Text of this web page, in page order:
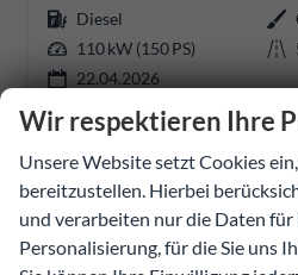
Diesel
110 kW (150 PS)
22.04.2026
inkl. NoVA
Verbrauch kombiniert:5,30 l/
Wir respektieren Ihre
Unsere Website setzt Cookies
bereitzustellen. Hierbei
und verarbeiten nur die Daten
Personalisierung, für die Sie uns